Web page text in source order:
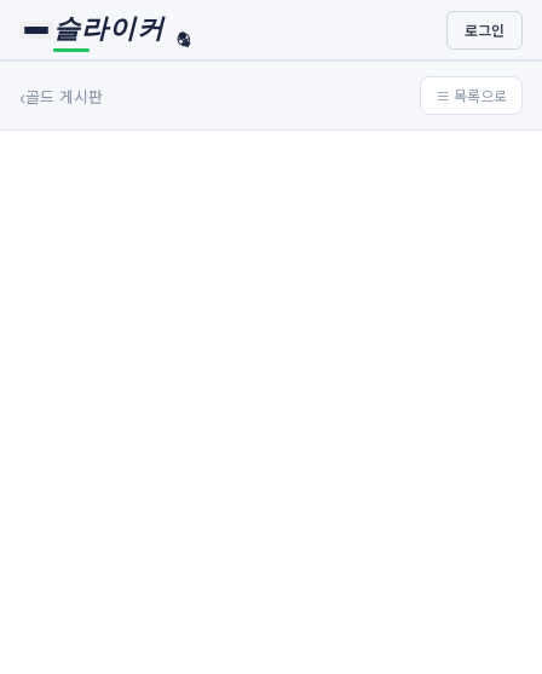
슬라이커 🏀
⚾ 로그인
‹골드 게시판 ≡ 목록으로